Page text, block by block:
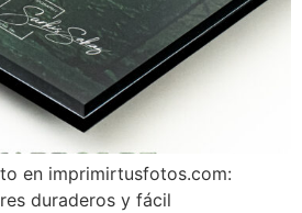
en imprimirtusfotos.com:
duraderos y fácil